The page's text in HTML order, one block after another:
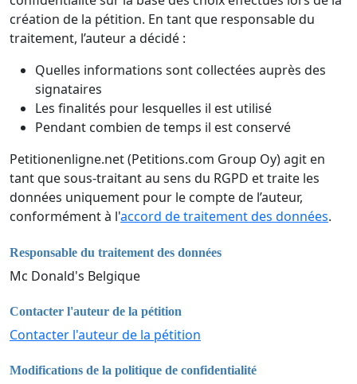
création de la pétition. En tant que responsable du
traitement, l’auteur a décidé :
Quelles informations sont collectées auprès des
signataires
Les finalités pour lesquelles il est utilisé
Pendant combien de temps il est conservé
Petitionenligne.net (Petitions.com Group Oy) agit en
tant que sous-traitant au sens du RGPD et traite les
données uniquement pour le compte de l’auteur,
conformément à l'accord de traitement des données.
Responsable du traitement des données
Mc Donald's Belgique
Contacter l'auteur de la pétition
Contacter l'auteur de la pétition
Modifications de la politique de confidentialité